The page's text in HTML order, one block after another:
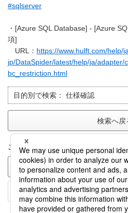
#sqlserver
・[Azure SQL Database] - [Azure
項]
URL： https://www.hulft.com/help/
jp/DataSpider/latest/help/ja/adapter/
bc_restriction.html
目的別で検索： 仕様確認
検索へ戻
このFAQに関してのご意見をお聞か
(選択してくだ
送信す